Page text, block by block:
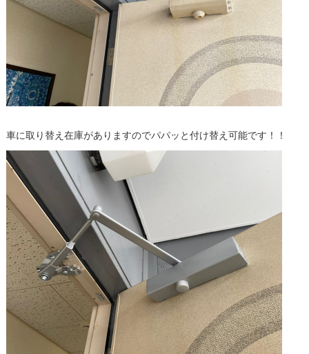
車に取り替え在庫がありますのでパパッと付け替え可能です！！